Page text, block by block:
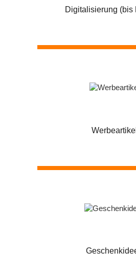
Digitalisierung (bis
Werbeartikel